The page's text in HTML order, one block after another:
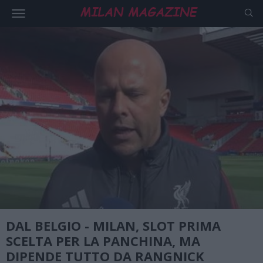
DAL BELGIO - MILAN, SLOT PRIMA
SCELTA PER LA PANCHINA, MA
DIPENDE TUTTO DA RANGNICK